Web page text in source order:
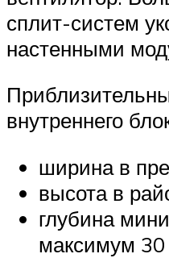
сплит-систем
настенными
внутреннего
ширина в
высота в
глубина
максимум